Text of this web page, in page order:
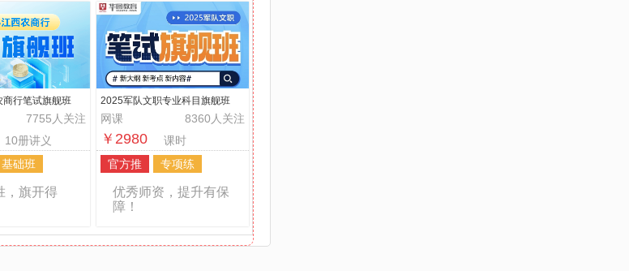
行笔试旗舰班
7755人关注
10册讲义
基础班
，旗开得
2025军队文职专业科目旗舰班
8360人关注
网课
￥2980
课时
官方推
专项练
优秀师资，提升有保
障！